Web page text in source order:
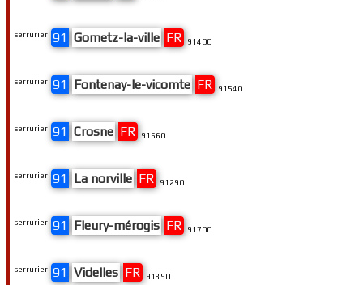
serrurier 91 Videlles FR 91890
serrurier 91 Fleury-mérogis FR 91700
serrurier 91 La norville FR 91290
serrurier 91 Crosne FR 91560
serrurier 91 Fontenay-le-vicomte FR 91540
serrurier 91 Gometz-la-ville FR 91400